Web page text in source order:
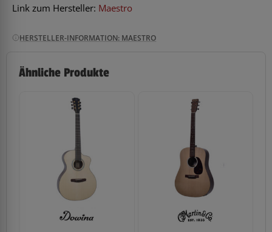
Link zum Hersteller: Maestro
HERSTELLER-INFORMATION: MAESTRO
Ähnliche Produkte